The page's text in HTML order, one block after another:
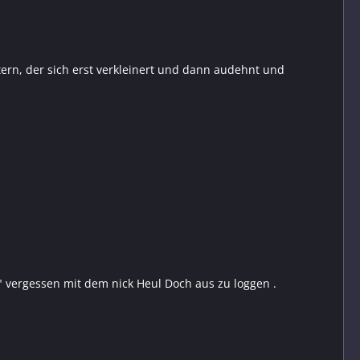
der sich erst verkleinert und dann audehnt und
mit dem nick Heul Doch aus zu loggen .